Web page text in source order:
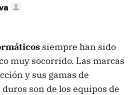
siempre han sido
muy socorrido. Las marcas
y sus gamas de
son de los equipos de